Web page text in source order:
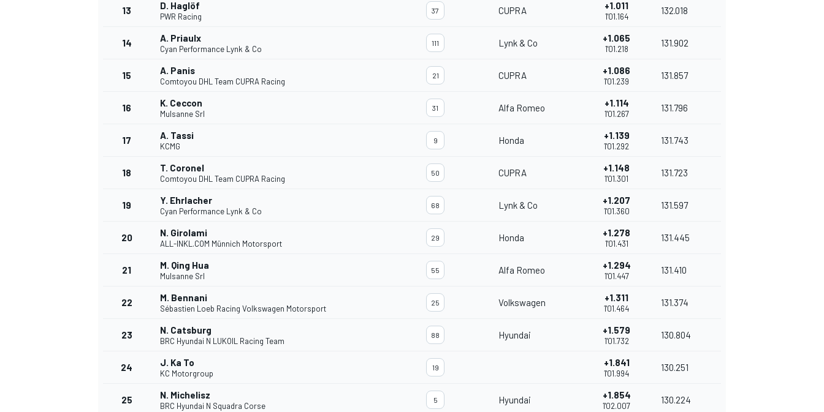
13 D. Haglöf
PWR Racing
37 CUPRA +1.011
1'01.164
132.018
14 A. Priaulx
Cyan Performance Lynk & Co
111 Lynk & Co +1.065
1'01.218
131.902
15 A. Panis
Comtoyou DHL Team CUPRA Racing
21 CUPRA +1.086
1'01.239
131.857
16 K. Ceccon
Mulsanne Srl
31 Alfa Romeo +1.114
1'01.267
131.796
17 A. Tassi
KCMG
9 Honda +1.139
1'01.292
131.743
18 T. Coronel
Comtoyou DHL Team CUPRA Racing
50 CUPRA +1.148
1'01.301
131.723
19 Y. Ehrlacher
Cyan Performance Lynk & Co
68 Lynk & Co +1.207
1'01.360
131.597
20 N. Girolami
ALL-INKL.COM Münnich Motorsport
29 Honda +1.278
1'01.431
131.445
21 M. Qing Hua
Mulsanne Srl
55 Alfa Romeo +1.294
1'01.447
131.410
22 M. Bennani
Sébastien Loeb Racing Volkswagen Motorsport
25 Volkswagen +1.311
1'01.464
131.374
23 N. Catsburg
BRC Hyundai N LUKOIL Racing Team
88 Hyundai +1.579
1'01.732
130.804
24 J. Ka To
KC Motorgroup
19 +1.841
1'01.994
130.251
25 N. Michelisz
BRC Hyundai N Squadra Corse
5 Hyundai +1.854
1'02.007
130.224